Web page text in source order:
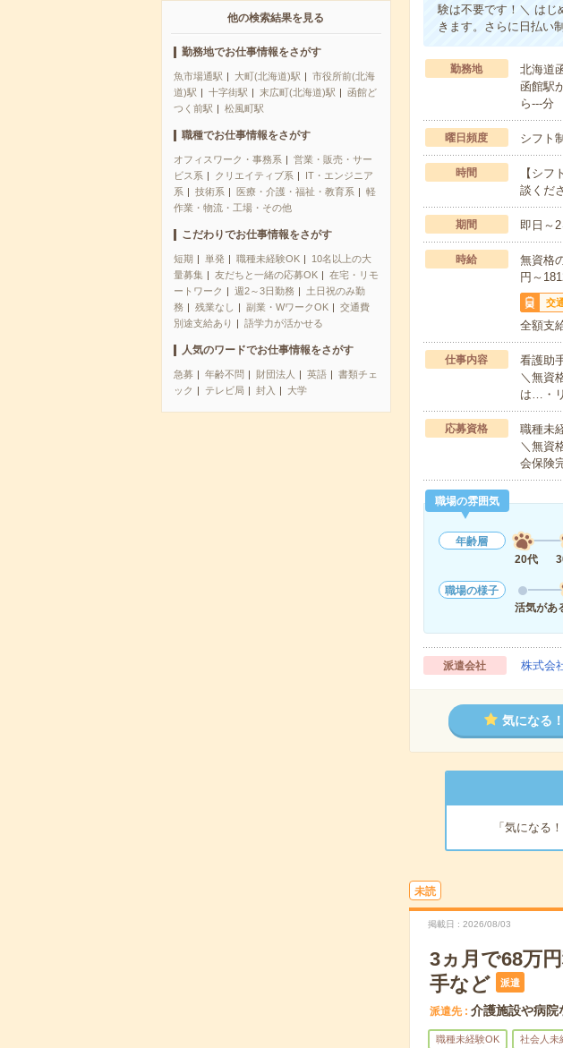
他の検索結果を見る
勤務地でお仕事情報をさがす
魚市場通駅 大町(北海道)駅
市役所前(北海
道)駅
十字街駅 末広町(北海道)駅
函館ど
つく前駅
松風町駅
職種でお仕事情報をさがす
オフィスワーク・事務系
営業・販売・サー
ビス系
クリエイティブ系
IT・エンジニア
系
技術系 医療・介護・福祉・教育系
軽
作業・物流・工場・その他
こだわりでお仕事情報をさがす
短期 単発 職種未経験OK
10名以上の大
量募集
友だちと一緒の応募OK
在宅・リモ
ートワーク
週2～3日勤務
土日祝のみ勤
務
残業なし 副業・WワークOK
交通費
別途支給あり
語学力が活かせる
人気のワードでお仕事情報をさがす
急募 年齢不問 財団法人 英語
書類チェ
ック
テレビ局 封入 大学
験は不要です！＼ はじ
きます。さらに日払い
勤務地
北海道
函館駅
ら---分
曜日頻度 シフト
時間
【シ
談くだ
期間 即日～
時給
無資格
円～
交
全額支
仕事内容
看護助
＼無資
は…・
応募資格
職種未
＼無資
会保険
職場の雰囲気
年齢層
20代
職場の様子
活気があ
派遣会社 株式会
気になる！
「気になる
未読
掲載日 2026/08/03
3ヵ月で68万
手など
派遣
派遣先 介護施設や病
職種未経験OK 社会人未